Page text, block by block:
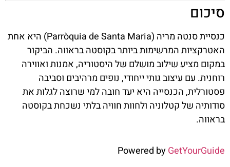
סיכום
כנסיית סנטה מריה (Parròquia de Santa Maria) היא אחת
האטרקציות המרשימות ביותר בקוסטה בראווה. הביקור
במקום מציע שילוב מושלם של היסטוריה, אמנות ואווירה
רוחנית. עם עיצוב גותי ייחודי, נופים מרהיבים וסביבה
פסטורלית, הכנסייה היא יעד חובה למי שרוצה לגלות את
סודותיה של קטלוניה ולחוות חוויה בלתי נשכחת בקוסטה
בראווה.
Powered byGetYourGuide